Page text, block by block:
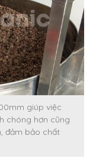
giúp việc
chóng hơn cũng
đảm bảo chất